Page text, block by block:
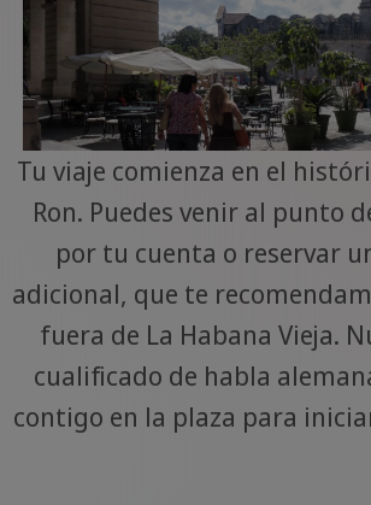
Tu viaje comienza en el
Ron. Puedes venir al punto
por tu cuenta o reservar
adicional, que te
fuera de La Habana Vieja.
cualificado de habla
contigo en la plaza para